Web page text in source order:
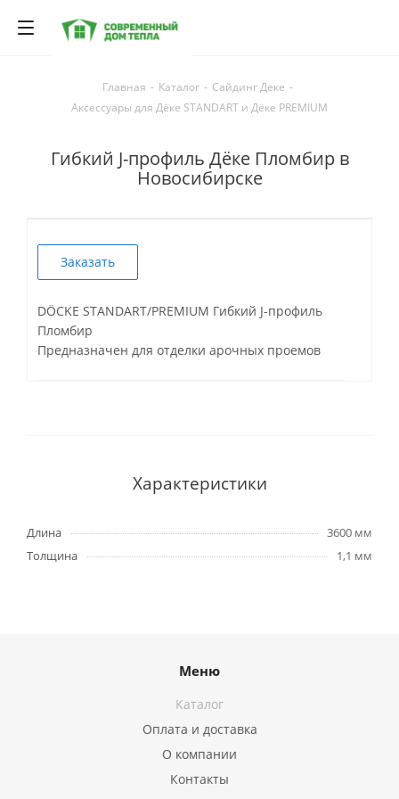
Главная - Каталог - Сайдинг Деке -
Аксессуары для Дёке STANDART и Дёке PREMIUM
Гибкий J-профиль Дёке Пломбир в
Новосибирске
Заказать
DÖCKE STANDART/PREMIUM Гибкий J-профиль
Пломбир
Предназначен для отделки арочных проемов
Характеристики
Длина
3600 мм
Толщина
1,1 мм
Меню
Каталог
Оплата и доставка
О компании
Контакты